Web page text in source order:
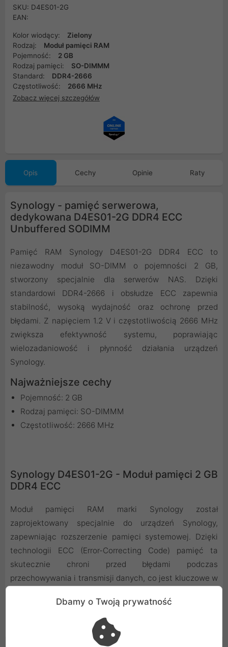
SKU: D4ES01-2G
EAN:
Kolor wiodący:
Zielony
Rodzaj:
Moduł pamięci RAM
Pojemność:
2 GB
Rodzaj pamięci:
SO-DIMMM
Standard:
DDR4-2666
Częstotliwość:
2666 MHz
Zobacz więcej szczegółów
Opis Cechy Opinie Raty
Synology - pamięć serwerowa,
dedykowana D4ES01-2G DDR4 ECC
Unbuffered SODIMM
Pamięć RAM Synology D4ES01-2G DDR4 ECC to
niezawodny moduł SO-DIMM o pojemności 2 GB,
stworzony specjalnie dla serwerów NAS. Dzięki
standardowi DDR4-2666 i obsłudze ECC zapewnia
stabilność, wysoką wydajność oraz ochronę przed
błędami. Z napięciem 1.2 V i częstotliwością 2666 MHz
zwiększa efektywność systemu, poprawiając
wielozadaniowość i płynność działania urządzeń
Synology.
Najważniejsze cechy
Pojemność: 2 GB
Rodzaj pamięci: SO-DIMMM
Częstotliwość: 2666 MHz
Synology D4ES01-2G - Moduł pamięci 2 GB
DDR4 ECC
Moduł pamięci RAM marki Synology został
zaprojektowany specjalnie do urządzeń Synology,
zapewniając rozszerzenie pamięci systemowej. Dzięki
technologii ECC (Error-Correcting Code) pamięć ta
skutecznie chroni przed błędami podczas
przechowywania i transmisji danych, co jest kluczowe w
również instrukcja instalacji.
Dbamy o Twoją prywatność